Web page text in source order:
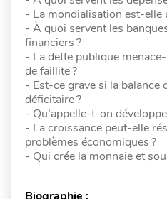
- La mondialisation est-elle
- À quoi servent les
financiers ?
- La dette publique
de faillite ?
- Est-ce grave si la balance
déficitaire ?
- Qu’appelle-t-on
- La croissance peut-elle
problèmes économiques ?
- Qui crée la monnaie et